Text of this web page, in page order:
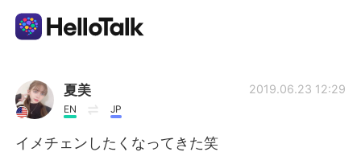
แอปแลกเปลี่ยนทางภาษา
AI Grammar Checker
夏美
EN JP
2019.06.23 12:29
イメチェンしたくなってきた笑